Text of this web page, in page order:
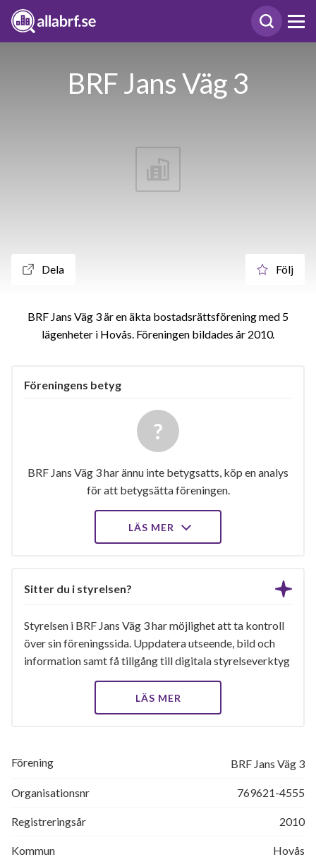
BRF Jans Väg 3
Dela Följ
BRF Jans Väg 3 är en äkta bostadsrättsförening med 5
lägenheter i Hovås. Föreningen bildades år 2010
Föreningens betyg
BRF Jans Väg 3 har ännu inte betygsatts, köp en analys
för att betygsätta föreningen.
LÄS MER
Sitter du i styrelsen?
Styrelsen i BRF Jans Väg 3 har möjlighet att ta kontroll
över sin föreningssida. Uppdatera utseende, bild och
information samt få tillgång till digitala styrelseverktyg
LÄS MER
Förening BRF Jans Väg 3
Organisationsnr 769621-4555
Registreringsår 2010
Kommun Hovås